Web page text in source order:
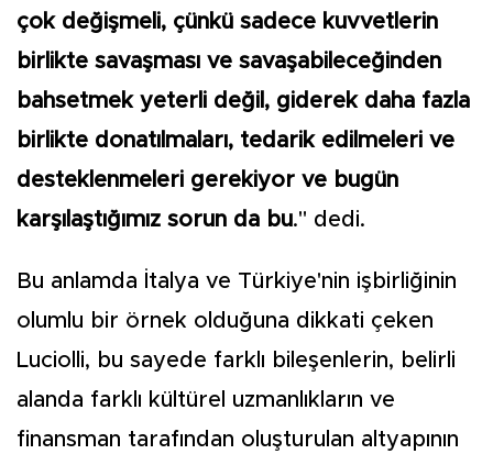
çok değişmeli, çünkü sadece kuvvetlerin
birlikte savaşması ve savaşabileceğinden
bahsetmek yeterli değil, giderek daha fazla
birlikte donatılmaları, tedarik edilmeleri ve
desteklenmeleri gerekiyor ve bugün
karşılaştığımız sorun da bu." dedi.
Bu anlamda İtalya ve Türkiye'nin işbirliğinin
olumlu bir örnek olduğuna dikkati çeken
Luciolli, bu sayede farklı bileşenlerin, belirli
alanda farklı kültürel uzmanlıkların ve
finansman tarafından oluşturulan altyapının